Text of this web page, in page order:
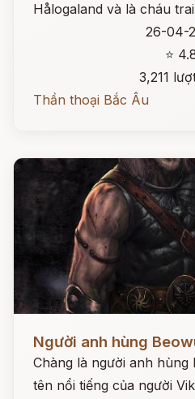
Hålogaland và là cháu
26-04-
⭐
3,211
Thần thoại Bắc Âu
Người anh hùng
Chàng là người anh
tên nổi tiếng của người